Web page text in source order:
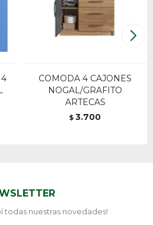
COMODA 4 CAJONES
NOGAL/GRAFITO
ARTECAS
$ 3.700
todas nuestras novedades!